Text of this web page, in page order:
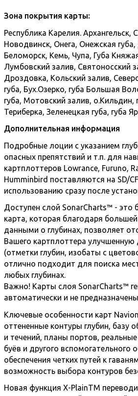
Зона покрытия карты:
Республика Карелия. Архангельск,
Новодвинск, Онега, Онежская губа,
Беломорск, Кемь, Чупа, Губа
Лумбовский залив, Святоносский
Дроздовка, Кольский залив,
губа, Бух.Озерко, губа Большая
губа, Мотовский залив, о.Кильдин,
Териберка, Зеленецкая губа, губа
Дополнительная информация
Подробные лоции с указанием
опасных препятствий и т.п. для
картплоттеров Lowrance, Furuno,
Humminbird поставляются на SD/
использованию сразу после
Доступен слой SonarCharts™ - это
карта, которая благодаря
данными о глубинах, позволяет
Вашего картплоттера
(отметки глубин, изобаты с
отлично подходит для поиска
любых глубинах.
Важно! Карты слоя SonarCharts™
автоматически и не
Ключевые особенности карт
оттененные контуры глубин, базу
и течений, планы портов,
буёв и другого вспомогательного
обеспечения четких путей к
возможность выбора контуров
Новая функция X-PlainTM